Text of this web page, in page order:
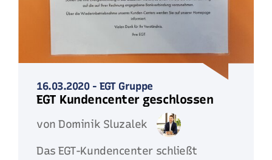
16.03.2020 -EGT Gruppe
EGT Kundencenter geschlossen
von Dominik Sluzalek
Das EGT-Kundencenter schließt